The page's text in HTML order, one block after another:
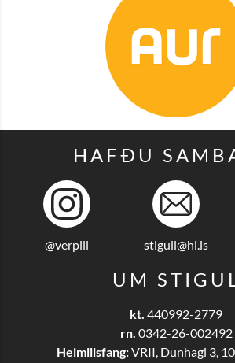
HAFÐU
@verpill stigull@hi.is
UM
kt. 440992-2779
rn. 0342-26-002492
Heimilisfang:VRII, Dunhagi 3,